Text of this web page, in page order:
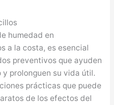
humedad en
a la costa, es esencial
preventivos que ayuden
prolonguen su vida útil.
prácticas que puede
de los efectos del